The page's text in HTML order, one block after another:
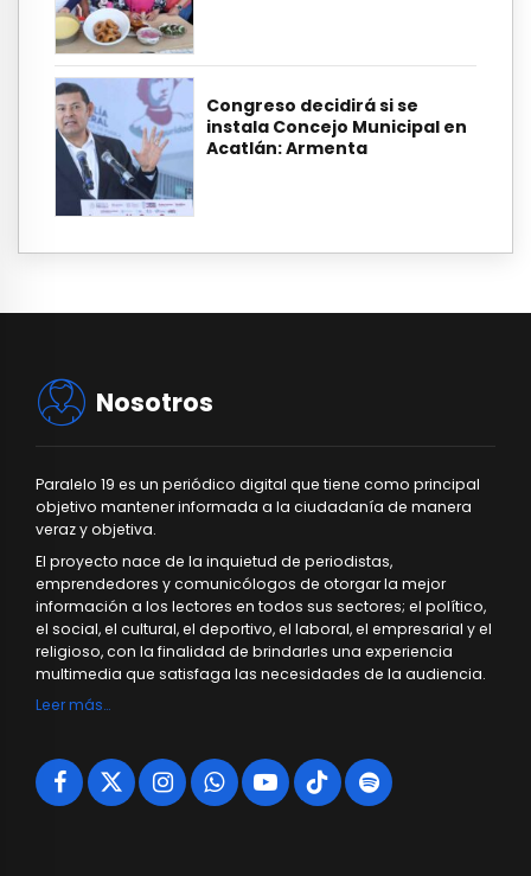
Congreso decidirá si se
instala Concejo Municipal en
Acatlán: Armenta
Nosotros
Paralelo 19 es un periódico digital que tiene como principal
objetivo mantener informada a la ciudadanía de manera
veraz y objetiva.
El proyecto nace de la inquietud de periodistas,
emprendedores y comunicólogos de otorgar la mejor
información a los lectores en todos sus sectores; el político,
el social, el cultural, el deportivo, el laboral, el empresarial y el
religioso, con la finalidad de brindarles una experiencia
multimedia que satisfaga las necesidades de la audiencia.
Leer más…